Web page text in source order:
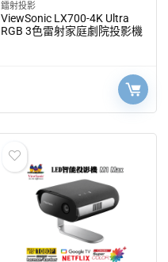
鐳射投影
ViewSonic LX700-4K Ultra
RGB 3色雷射家庭劇院投影機